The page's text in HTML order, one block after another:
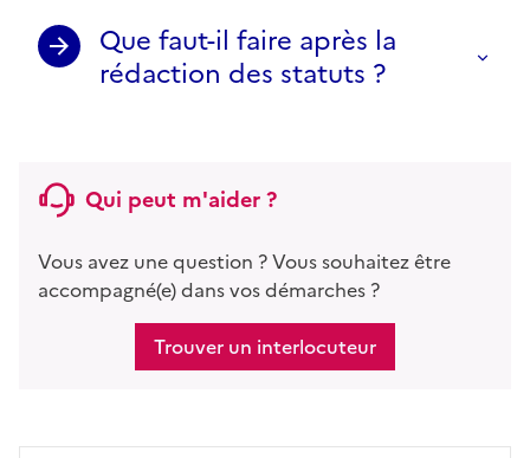
Que faut-il faire après la
rédaction des statuts ?
Qui peut m'aider ?
Vous avez une question ? Vous souhaitez être
accompagné(e) dans vos démarches ?
Trouver un interlocuteur